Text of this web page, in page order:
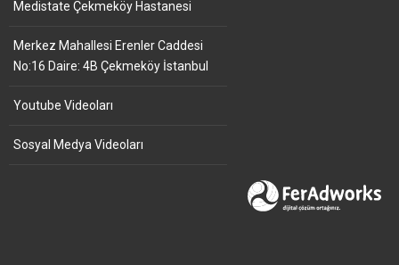
Medistate Çekmeköy Hastanesi
Merkez Mahallesi Erenler Caddesi
No:16 Daire: 4B Çekmeköy İstanbul
Youtube Videoları
Sosyal Medya Videoları